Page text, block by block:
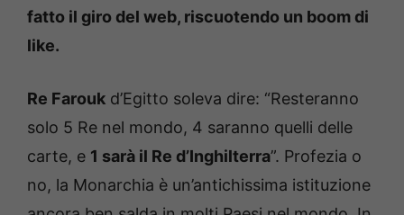
fatto il giro del web, riscuotendo un boom di
like.
Re Farouk d’Egitto soleva dire: “Resteranno
solo 5 Re nel mondo, 4 saranno quelli delle
carte, e 1 sarà il Re d’Inghilterra”. Profezia o
no, la Monarchia è un’antichissima istituzione